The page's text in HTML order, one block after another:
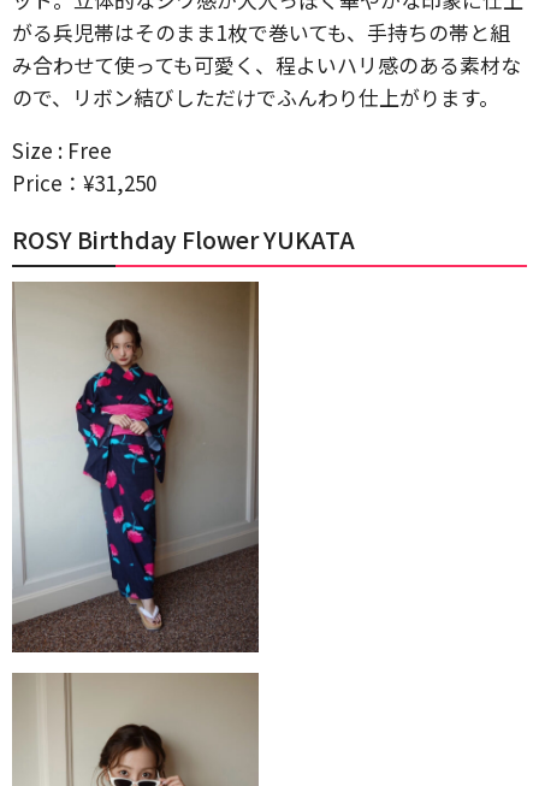
がる兵児帯はそのまま1枚で巻いても、手持ちの帯と組
み合わせて使っても可愛く、程よいハリ感のある素材な
ので、リボン結びしただけでふんわり仕上がります。
Size : Free
Price：¥31,250
ROSY Birthday Flower YUKATA